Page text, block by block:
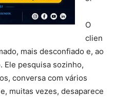
O
clien
mais desconfiado e, ao
Ele pesquisa sozinho,
conversa com vários
muitas vezes, desaparece